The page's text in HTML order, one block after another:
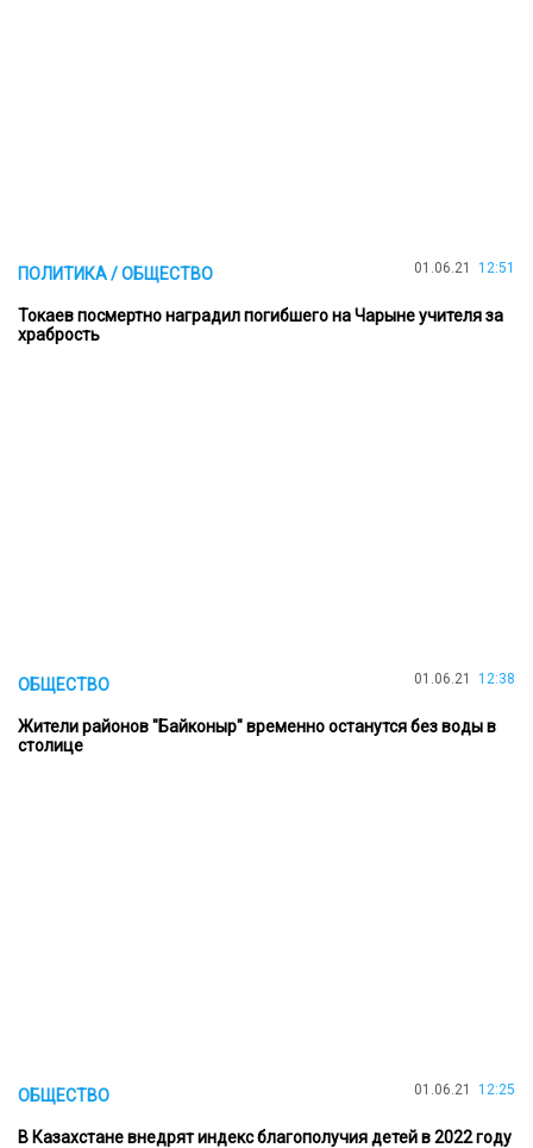
ПОЛИТИКА / ОБЩЕСТВО 01.06.21 12:51
Токаев посмертно наградил погибшего на Чарыне учителя за
храбрость
ОБЩЕСТВО 01.06.21 12:38
Жители районов "Байконыр" временно останутся без воды в
столице
ОБЩЕСТВО 01.06.21 12:25
В Казахстане внедрят индекс благополучия детей в 2022 году